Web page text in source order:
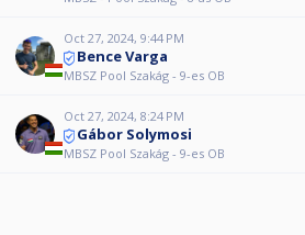
Oct 27, 2024, 9:44 PM
Bence Varga
MBSZ Pool Szakág - 9-es OB
Oct 27, 2024, 8:24 PM
Gábor Solymosi
MBSZ Pool Szakág - 9-es OB